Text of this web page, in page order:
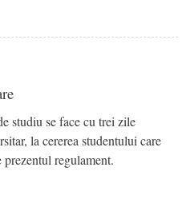
studiu se face cu trei zile
la cererea studentului care
regulament.